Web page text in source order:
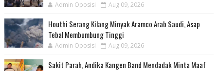
Admin Oposisi Aug 09, 2026
Houthi Serang Kilang Minyak Aramco Arab Saudi, Asap
Tebal Membumbung Tinggi
Admin Oposisi Aug 09, 2026
Sakit Parah, Andika Kangen Band Mendadak Minta Maaf